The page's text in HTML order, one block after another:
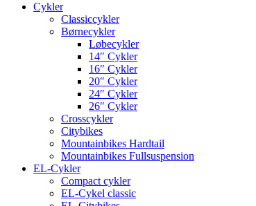
Cykler
Classiccykler
Børnecykler
Løbecykler
14″ Cykler
16″ Cykler
20″ Cykler
24″ Cykler
26″ Cykler
Crosscykler
Citybikes
Mountainbikes Hardtail
Mountainbikes Fullsuspension
EL-Cykler
Compact cykler
EL-Cykel classic